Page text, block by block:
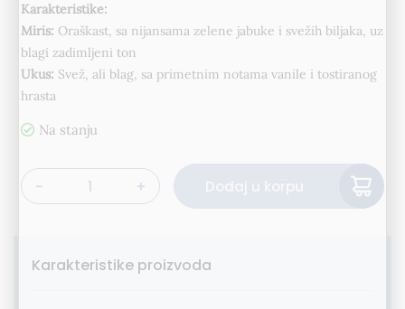
Karakteristike:
Miris: Oraškast, sa nijansama zelene jabuke i svežih biljaka, uz
blagi zadimljeni ton
Ukus: Svež, ali blag, sa primetnim notama vanile i tostiranog
hrasta
Tenjaku Pure Malt Japanese Whisky 70cl količina
Alternative:
Karakteristike proizvoda